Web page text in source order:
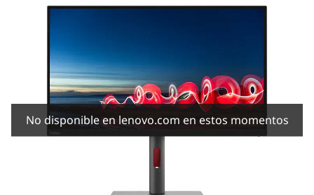
No disponible en lenovo.com en estos momentos